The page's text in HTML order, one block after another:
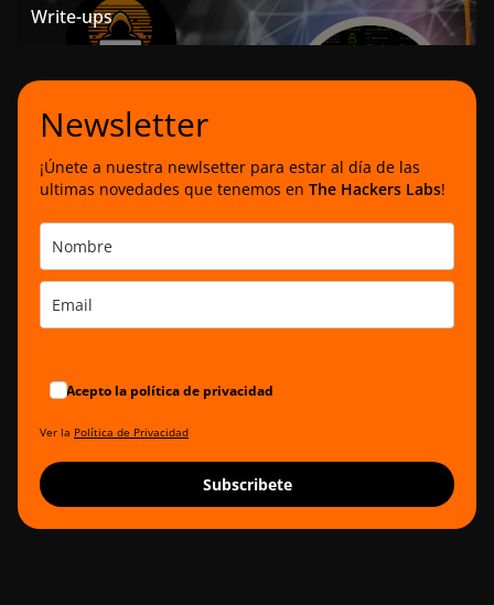
Write-ups
Newsletter
¡Únete a nuestra newlsetter para estar al día de las
ultimas novedades que tenemos en The Hackers Labs!
Acepto la política de privacidad
Ver la Política de Privacidad
Subscribete